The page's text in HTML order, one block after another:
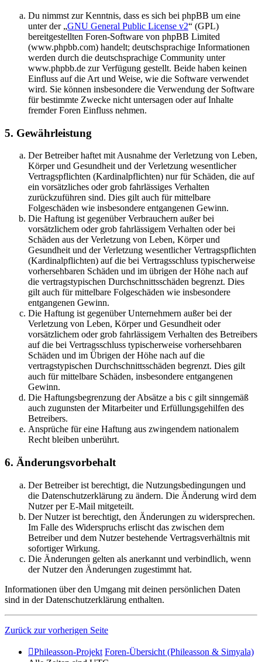
Du nimmst zur Kenntnis, dass es sich bei phpBB um eine
unter der „GNU General Public License v2“ (GPL)
bereitgestellten Foren-Software von phpBB Limited
(www.phpbb.com) handelt; deutschsprachige Informationen
werden durch die deutschsprachige Community unter
www.phpbb.de zur Verfügung gestellt. Beide haben keinen
Einfluss auf die Art und Weise, wie die Software verwendet
wird. Sie können insbesondere die Verwendung der Software
für bestimmte Zwecke nicht untersagen oder auf Inhalte
fremder Foren Einfluss nehmen.
5. Gewährleistung
Der Betreiber haftet mit Ausnahme der Verletzung von Leben,
Körper und Gesundheit und der Verletzung wesentlicher
Vertragspflichten (Kardinalpflichten) nur für Schäden, die auf
ein vorsätzliches oder grob fahrlässiges Verhalten
zurückzuführen sind. Dies gilt auch für mittelbare
Folgeschäden wie insbesondere entgangenen Gewinn.
Die Haftung ist gegenüber Verbrauchern außer bei
vorsätzlichem oder grob fahrlässigem Verhalten oder bei
Schäden aus der Verletzung von Leben, Körper und
Gesundheit und der Verletzung wesentlicher Vertragspflichten
(Kardinalpflichten) auf die bei Vertragsschluss typischerweise
vorhersehbaren Schäden und im übrigen der Höhe nach auf
die vertragstypischen Durchschnittsschäden begrenzt. Dies
gilt auch für mittelbare Folgeschäden wie insbesondere
entgangenen Gewinn.
Die Haftung ist gegenüber Unternehmern außer bei der
Verletzung von Leben, Körper und Gesundheit oder
vorsätzlichem oder grob fahrlässigem Verhalten des Betreibers
auf die bei Vertragsschluss typischerweise vorhersehbaren
Schäden und im Übrigen der Höhe nach auf die
vertragstypischen Durchschnittsschäden begrenzt. Dies gilt
auch für mittelbare Schäden, insbesondere entgangenen
Gewinn.
Die Haftungsbegrenzung der Absätze a bis c gilt sinngemäß
auch zugunsten der Mitarbeiter und Erfüllungsgehilfen des
Betreibers.
Ansprüche für eine Haftung aus zwingendem nationalem
Recht bleiben unberührt.
6. Änderungsvorbehalt
Der Betreiber ist berechtigt, die Nutzungsbedingungen und
die Datenschutzerklärung zu ändern. Die Änderung wird dem
Nutzer per E-Mail mitgeteilt.
Der Nutzer ist berechtigt, den Änderungen zu widersprechen.
Im Falle des Widerspruchs erlischt das zwischen dem
Betreiber und dem Nutzer bestehende Vertragsverhältnis mit
sofortiger Wirkung.
Die Änderungen gelten als anerkannt und verbindlich, wenn
der Nutzer den Änderungen zugestimmt hat.
Informationen über den Umgang mit deinen persönlichen Daten
sind in der Datenschutzerklärung enthalten.
Zurück zur vorherigen Seite
Phileasson-Projekt Foren-Übersicht (Phileasson & Simyala)